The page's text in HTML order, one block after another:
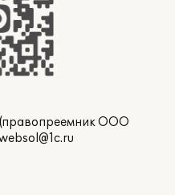
(правопреемник ООО